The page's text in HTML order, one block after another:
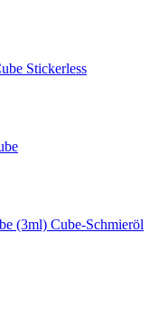
Stickerless
Cube-Schmieröl